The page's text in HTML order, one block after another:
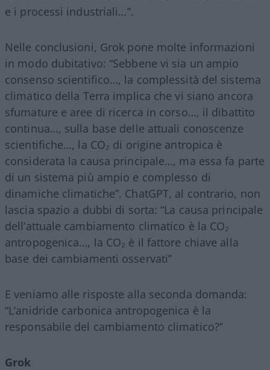
e i processi industriali…”.
Nelle conclusioni, Grok pone molte informazioni
in modo dubitativo: “Sebbene vi sia un ampio
consenso scientifico…, la complessità del sistema
climatico della Terra implica che vi siano ancora
sfumature e aree di ricerca in corso…, il dibattito
continua…, sulla base delle attuali conoscenze
scientifiche…, la CO₂ di origine antropica è
considerata la causa principale…, ma essa fa parte
di un sistema più ampio e complesso di
dinamiche climatiche”. ChatGPT, al contrario, non
lascia spazio a dubbi di sorta: “La causa principale
dell’attuale cambiamento climatico è la CO₂
antropogenica…, la CO₂ è il fattore chiave alla
base dei cambiamenti osservati”
E veniamo alle risposte alla seconda domanda:
“L’anidride carbonica antropogenica è la
responsabile del cambiamento climatico?”
Grok